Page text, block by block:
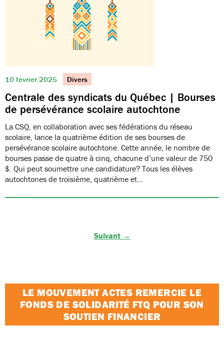
10 février 2025 Divers
Centrale des syndicats du Québec | Bourses
de persévérance scolaire autochtone
La CSQ, en collaboration avec ses fédérations du réseau
scolaire, lance la quatrième édition de ses bourses de
persévérance scolaire autochtone. Cette année, le nombre de
bourses passe de quatre à cinq, chacune d’une valeur de 750
$. Qui peut soumettre une candidature? Tous les élèves
autochtones de troisième, quatrième et…
Suivant →
LE MOUVEMENT ACTES REMERCIE LE
FONDS DE SOLIDARITÉ FTQ POUR SON
SOUTIEN FINANCIER